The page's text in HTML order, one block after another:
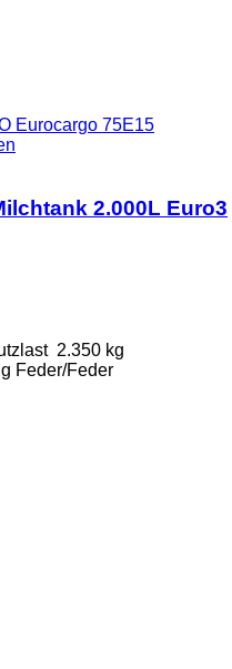
Eurocargo 75E15
2.000L Euro3
2.350 kg
Feder/Feder